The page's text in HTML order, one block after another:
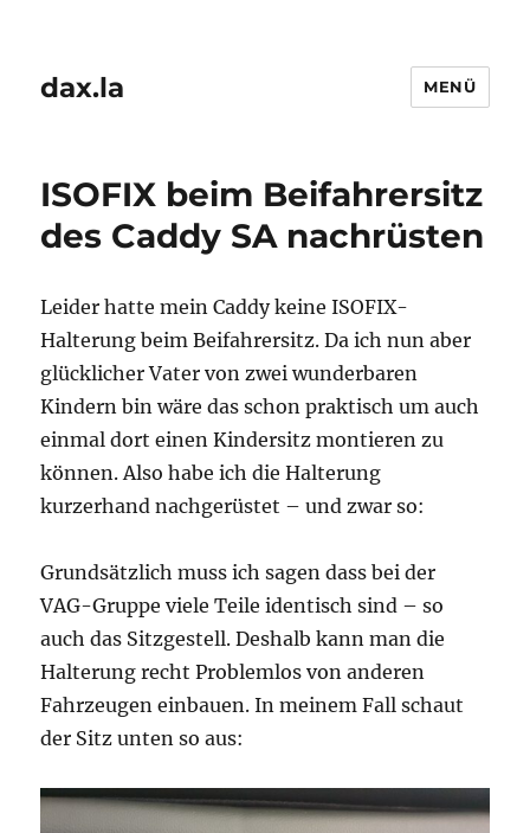
dax.la MENÜ
ISOFIX beim Beifahrersitz
des Caddy SA nachrüsten
Leider hatte mein Caddy keine ISOFIX-
Halterung beim Beifahrersitz. Da ich nun aber
glücklicher Vater von zwei wunderbaren
Kindern bin wäre das schon praktisch um auch
einmal dort einen Kindersitz montieren zu
können. Also habe ich die Halterung
kurzerhand nachgerüstet – und zwar so:
Grundsätzlich muss ich sagen dass bei der
VAG-Gruppe viele Teile identisch sind – so
auch das Sitzgestell. Deshalb kann man die
Halterung recht Problemlos von anderen
Fahrzeugen einbauen. In meinem Fall schaut
der Sitz unten so aus: